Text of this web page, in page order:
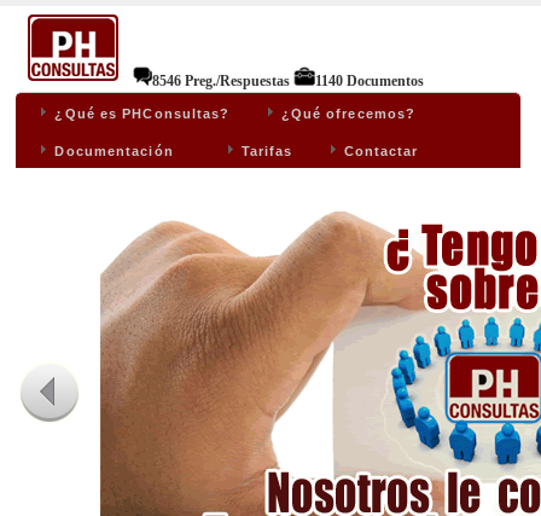
8546 Preg./Respuestas 1140 Documentos
¿Qué es PHConsultas? ¿Qué ofrecemos?
Documentación Tarifas Contactar